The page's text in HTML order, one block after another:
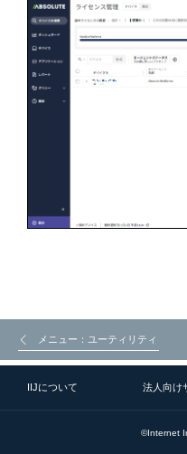
メニュー：ユーティリティ
IIJについて 法人向け
©Internet